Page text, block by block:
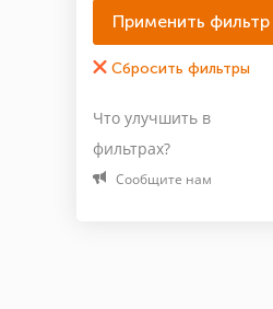
Что улучшить в
фильтрах?
Сообщите нам